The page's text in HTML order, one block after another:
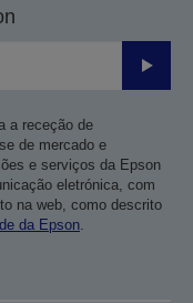
Enviar
a receção de
de mercado e
e serviços da Epson
eletrónica, com
na web, como descrito
da Epson.